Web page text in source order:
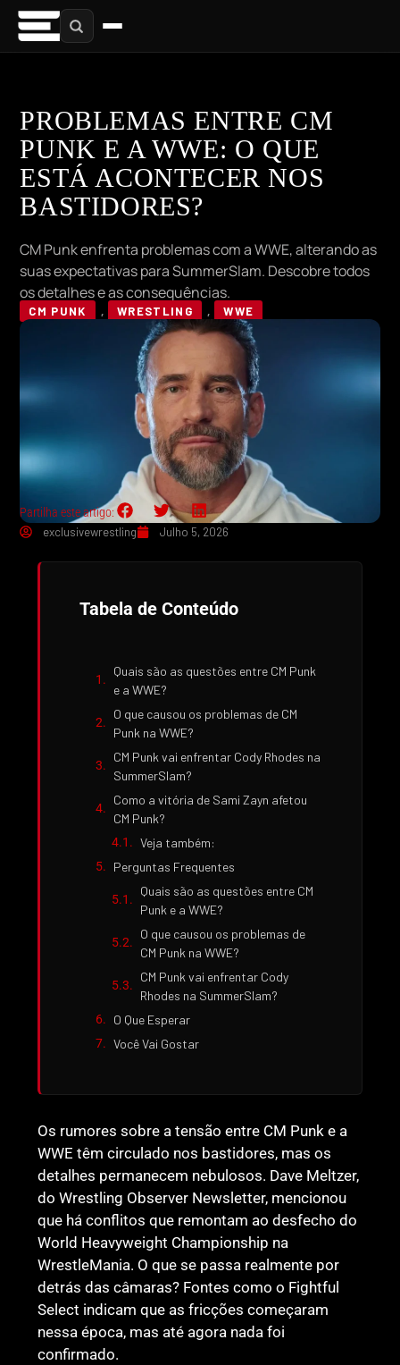
PROBLEMAS ENTRE CM
PUNK E A WWE: O QUE
ESTÁ ACONTECER NOS
BASTIDORES?
CM Punk enfrenta problemas com a WWE, alterando as
suas expectativas para SummerSlam. Descobre todos
os detalhes e as consequências.
CM PUNK , WRESTLING , WWE
Partilha este artigo:
exclusivewrestling
Julho 5, 2026
Tabela de Conteúdo
Quais são as questões entre CM Punk
e a WWE?
O que causou os problemas de CM
Punk na WWE?
CM Punk vai enfrentar Cody Rhodes na
SummerSlam?
Como a vitória de Sami Zayn afetou
CM Punk?
Veja também:
Perguntas Frequentes
Quais são as questões entre CM
Punk e a WWE?
O que causou os problemas de
CM Punk na WWE?
CM Punk vai enfrentar Cody
Rhodes na SummerSlam?
O Que Esperar
Você Vai Gostar
Os rumores sobre a tensão entre CM Punk e a
WWE têm circulado nos bastidores, mas os
detalhes permanecem nebulosos. Dave Meltzer,
do Wrestling Observer Newsletter, mencionou
que há conflitos que remontam ao desfecho do
World Heavyweight Championship na
WrestleMania. O que se passa realmente por
detrás das câmaras? Fontes como o Fightful
Select indicam que as fricções começaram
nessa época, mas até agora nada foi
confirmado.